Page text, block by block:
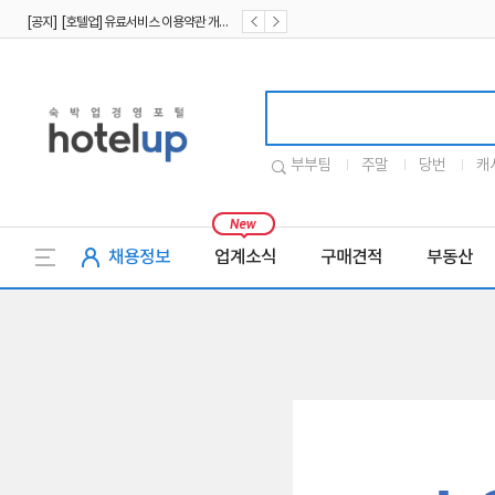
부부팀 주말 당번 캐
채용정보 업계소식 구매견적 부동산